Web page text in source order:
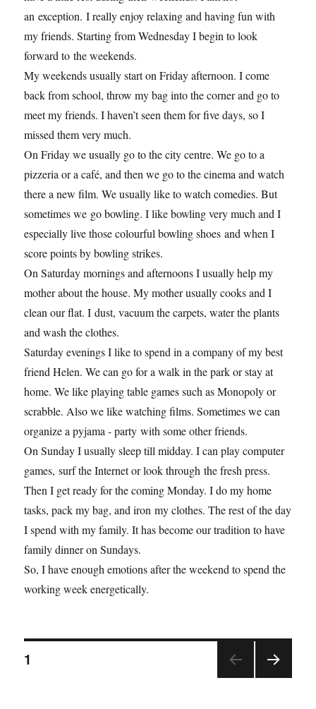
an exception. I really enjoy relaxing and having fun with
my friends. Starting from Wednesday I begin to look
forward to the weekends.
My weekends usually start on Friday afternoon. I come
back from school, throw my bag into the corner and go to
meet my friends. I haven’t seen them for five days, so I
missed them very much.
On Friday we usually go to the city centre. We go to a
pizzeria or a café, and then we go to the cinema and watch
there a new film. We usually like to watch comedies. But
sometimes we go bowling. I like bowling very much and I
especially live those colourful bowling shoes and when I
score points by bowling strikes.
On Saturday mornings and afternoons I usually help my
mother about the house. My mother usually cooks and I
clean our flat. I dust, vacuum the carpets, water the plants
and wash the clothes.
Saturday evenings I like to spend in a company of my best
friend Helen. We can go for a walk in the park or stay at
home. We like playing table games such as Monopoly or
scrabble. Also we like watching films. Sometimes we can
organize a pyjama - party with some other friends.
On Sunday I usually sleep till midday. I can play computer
games, surf the Internet or look through the fresh press.
Then I get ready for the coming Monday. I do my home
tasks, pack my bag, and iron my clothes. The rest of the day
I spend with my family. It has become our tradition to have
family dinner on Sundays.
So, I have enough emotions after the weekend to spend the
working week energetically.
1